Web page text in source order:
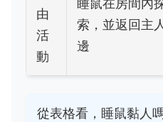
由
活
動
索，並返回主
邊
從表格看，睡鼠黏人